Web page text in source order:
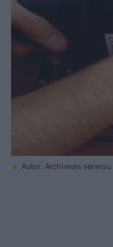
Autor: Archiwum serwisu